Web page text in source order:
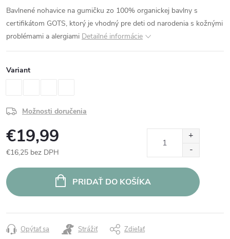
Bavlnené nohavice na gumičku zo 100% organickej bavlny s
certifikátom GOTS, ktorý je vhodný pre deti od narodenia s kožnými
problémami a alergiami Detailné informácie
Variant
Možnosti doručenia
€19,99
€16,25 bez DPH
cena:
PRIDAŤ DO KOŠÍKA
Opýtať sa Strážiť Zdieľať